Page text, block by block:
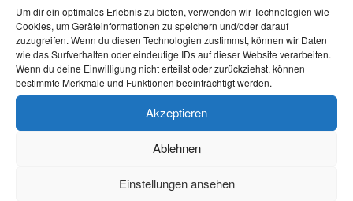
Um dir ein optimales Erlebnis zu bieten, verwenden wir Technologien wie
Cookies, um Geräteinformationen zu speichern und/oder darauf
zuzugreifen. Wenn du diesen Technologien zustimmst, können wir Daten
wie das Surfverhalten oder eindeutige IDs auf dieser Website verarbeiten.
Wenn du deine Einwilligung nicht erteilst oder zurückziehst, können
bestimmte Merkmale und Funktionen beeinträchtigt werden.
Akzeptieren
Ablehnen
Einstellungen ansehen
+ Zu Google Kalender hinzufügen
+ iCal / Outlook export